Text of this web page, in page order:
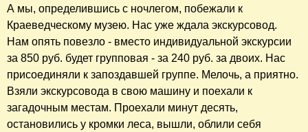
А мы, определившись с ночлегом, побежали к
Краеведческому музею. Нас уже ждала экскурсовод.
Нам опять повезло - вместо индивидуальной экскурсии
за 850 руб. будет групповая - за 240 руб. за двоих. Нас
присоединяли к запоздавшей группе. Мелочь, а приятно.
Взяли экскурсовода в свою машину и поехали к
загадочным местам. Проехали минут десять,
остановились у кромки леса, вышли, облили себя